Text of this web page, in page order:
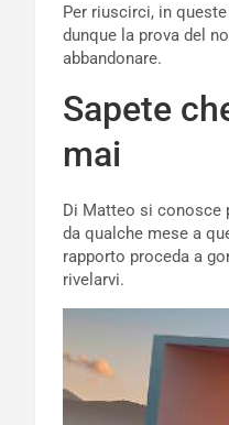
Per riuscirci, in
dunque la prova del
abbandonare.
Sapete
mai
Di Matteo si conosce
da qualche mese a
rapporto proceda a
rivelarvi.